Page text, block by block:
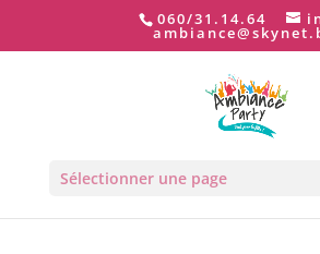
060/31.14.64
Sélectionner une page